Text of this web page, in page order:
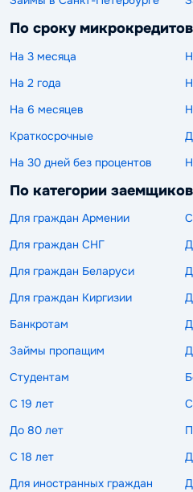
По сроку
На 3 месяца
На 2 года
На 6 месяцев
Краткосрочные
На 30 дней без процентов
По категории заемщиков
Для граждан Армении
Для граждан СНГ
Для граждан Беларуси
Для граждан Киргизии
Банкротам
Займы пропащим
Студентам
С 19 лет
До 80 лет
С 18 лет
Для иностранных граждан